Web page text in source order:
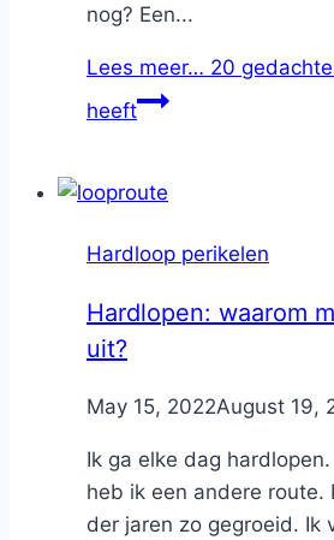
nog? Een...
Lees meer… 20
heeft
Hardloop perikelen
Hardlopen: waarom
uit?
ByNicole
May 15, 2022August 19,
Ik ga elke dag
heb ik een andere route.
der jaren zo gegroeid. Ik